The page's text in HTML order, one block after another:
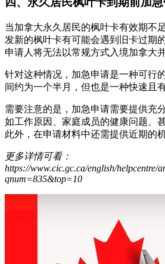
当加拿大永久居民的枫叶卡有效期不
发新的枫叶卡有可能会遇到旧卡过期
申请人将无法以常规方式入境加拿大
针对这种情况，加急申请是一种可行
间约为一个半月，但也是一种快速且
需要注意的是，加急申请需要提供充
如工作原因、家庭成员的健康问题、
此外，在申请材料中还需提供近期的
更多详情可看：
https://www.cic.gc.ca/english/helpcentre/
qnum=835&top=10